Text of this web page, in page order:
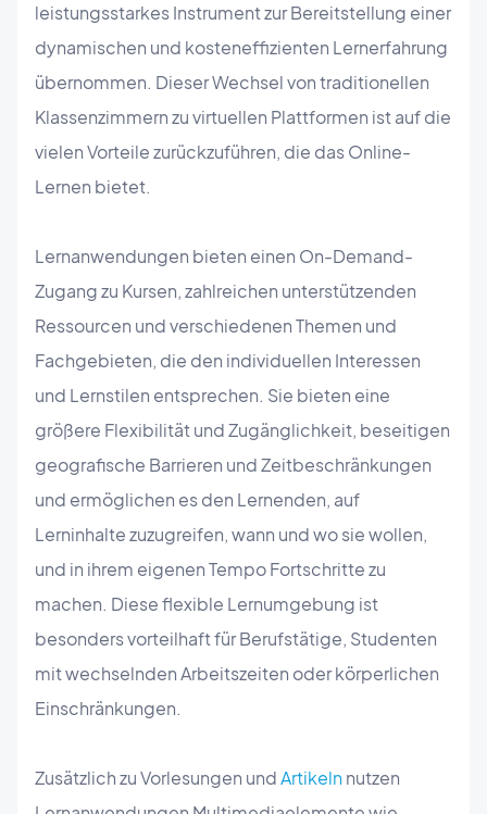
leistungsstarkes Instrument zur Bereitstellung einer
dynamischen und kosteneffizienten Lernerfahrung
übernommen. Dieser Wechsel von traditionellen
Klassenzimmern zu virtuellen Plattformen ist auf die
vielen Vorteile zurückzuführen, die das Online-
Lernen bietet.
Lernanwendungen bieten einen On-Demand-
Zugang zu Kursen, zahlreichen unterstützenden
Ressourcen und verschiedenen Themen und
Fachgebieten, die den individuellen Interessen
und Lernstilen entsprechen. Sie bieten eine
größere Flexibilität und Zugänglichkeit, beseitigen
geografische Barrieren und Zeitbeschränkungen
und ermöglichen es den Lernenden, auf
Lerninhalte zuzugreifen, wann und wo sie wollen,
und in ihrem eigenen Tempo Fortschritte zu
machen. Diese flexible Lernumgebung ist
besonders vorteilhaft für Berufstätige, Studenten
mit wechselnden Arbeitszeiten oder körperlichen
Einschränkungen.
Zusätzlich zu Vorlesungen undArtikelnnutzen